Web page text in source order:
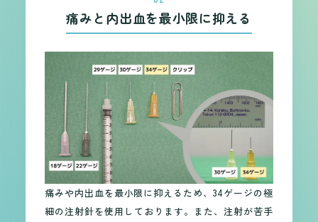
痛みと内出血を最小限に抑える
痛みや内出血を最小限に抑えるため、34ゲージの極
細の注射針を使用しております。また、注射が苦手